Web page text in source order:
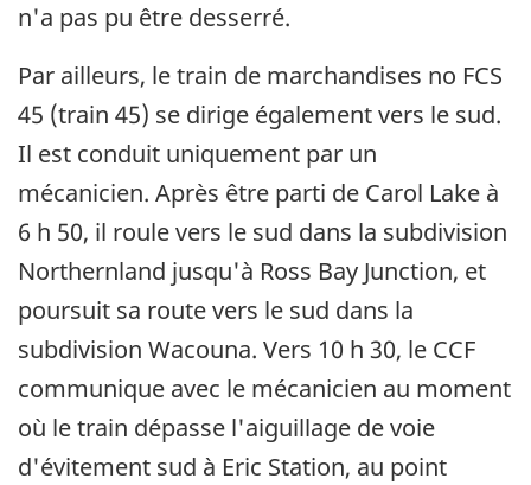
n'a pas pu être desserré.
Par ailleurs, le train de marchandises no FCS
45 (train 45) se dirige également vers le sud.
Il est conduit uniquement par un
mécanicien. Après être parti de Carol Lake à
6 h 50, il roule vers le sud dans la subdivision
Northernland jusqu'à Ross Bay Junction, et
poursuit sa route vers le sud dans la
subdivision Wacouna. Vers 10 h 30, le CCF
communique avec le mécanicien au moment
où le train dépasse l'aiguillage de voie
d'évitement sud à Eric Station, au point